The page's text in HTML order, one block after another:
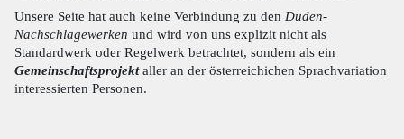
Unsere Seite hat auch keine Verbindung zu den Duden-
Nachschlagewerken und wird von uns explizit nicht als
Standardwerk oder Regelwerk betrachtet, sondern als ein
Gemeinschaftsprojektaller an der österreichichen Sprachvariation
interessierten Personen.